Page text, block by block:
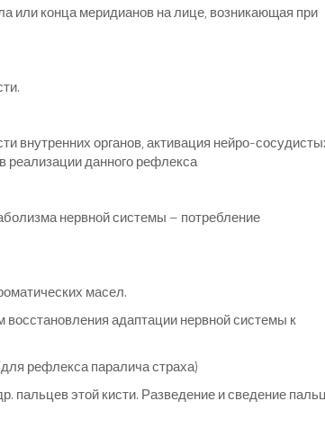
или конца меридианов на лице, возникающая при
внутренних органов, активация нейро-
данного рефлекса
нервной системы – потребление
масел.
восстановления адаптации нервной системы к
рефлекса паралича страха)
пальцев этой кисти. Разведение и сведение